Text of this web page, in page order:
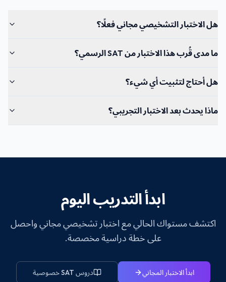
هل الاختبار التشخيصي مجاني فعلًا؟
ما مدى قُرب هذا الاختبار من SAT الرسمي؟
هل أحتاج لتثبيت أي شيء؟
ماذا يحدث بعد الاختبار التجريبي؟
ابدأ التدريب اليوم
اكتشف مستواك الحالي مع اختبار تشخيصي مجاني واحصل
على خطة دراسية مخصصة.
ابدأ الاختبار المجاني دروس SAT خصوصية